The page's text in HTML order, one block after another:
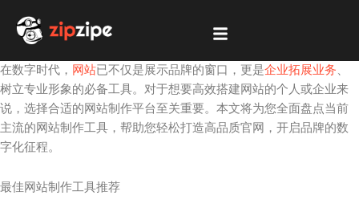
容
在数字时代， 网站已不仅是展示品牌的窗口，更是企业拓展业务 、
树立专业形象的必备工具。对于想要高效搭建网站的个人或企业来
说，选择合适的网站制作平台至关重要。本文将为您全面盘点当前
主流的网站制作工具，帮助您轻松打造高品质官网，开启品牌的数
字化征程。
最佳网站制作工具推荐